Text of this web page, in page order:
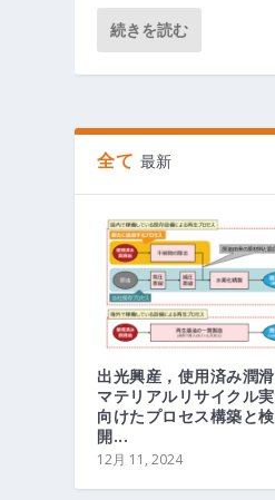
続きを読む
全て 最新
出光興産，使用済み潤
マテリアルリサイクル
向けたプロセス構築と
開...
12月 11, 2024